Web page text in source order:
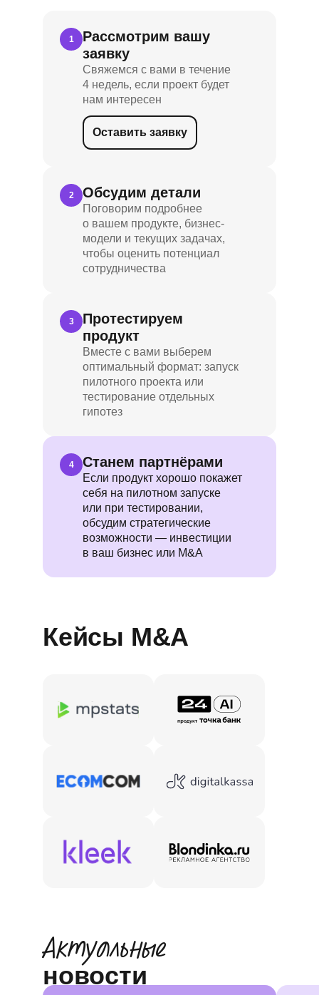
1
Рассмотрим вашу
заявку
Свяжемся с вами в течение
4 недель, если проект будет
нам интересен
Оставить заявку
2 Обсудим детали
Поговорим подробнее
о вашем продукте, бизнес-
модели и текущих задачах,
чтобы оценить потенциал
сотрудничества
3
Протестируем
продукт
Вместе с вами выберем
оптимальный формат: запуск
пилотного проекта или
тестирование отдельных
гипотез
4 Станем партнёрами
Если продукт хорошо покажет
себя на пилотном запуске
или при тестировании,
обсудим стратегические
возможности — инвестиции
в ваш бизнес или M&A
Кейсы M&A
Актуальные
новости